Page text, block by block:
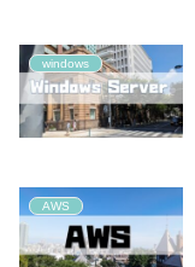
windows
AWS